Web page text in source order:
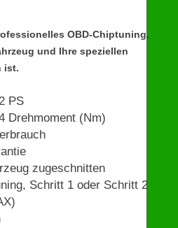
OBD-Chiptuning,
und Ihre speziellen
ist.
PS
Drehmoment (Nm)
zugeschnitten
Schritt 1 oder Schritt 2